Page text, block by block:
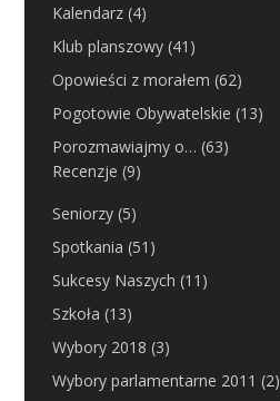
Kalendarz(4)
Klub planszowy(41)
Opowieści z morałem (62)
Pogotowie Obywatelskie (13)
Porozmawiajmy o… (63)
Recenzje (9)
Seniorzy(5)
Spotkania (51)
Sukcesy Naszych (11)
Szkoła (13)
Wybory 2018 (3)
Wybory parlamentarne 2011 (2)